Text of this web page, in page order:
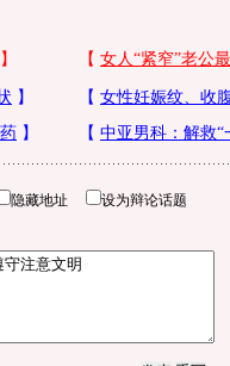
隐藏地址 设为辩论话题